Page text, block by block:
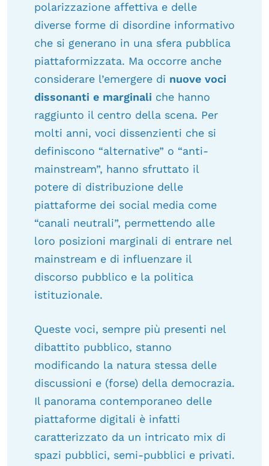
polarizzazione affettiva e delle
diverse forme di disordine informativo
che si generano in una sfera pubblica
piattaformizzata. Ma occorre anche
considerare l’emergere di nuove voci
dissonanti e marginali che hanno
raggiunto il centro della scena. Per
molti anni, voci dissenzienti che si
definiscono “alternative” o “anti-
mainstream”, hanno sfruttato il
potere di distribuzione delle
piattaforme dei social media come
“canali neutrali”, permettendo alle
loro posizioni marginali di entrare nel
mainstream e di influenzare il
discorso pubblico e la politica
istituzionale.
Queste voci, sempre più presenti nel
dibattito pubblico, stanno
modificando la natura stessa delle
discussioni e (forse) della democrazia.
Il panorama contemporaneo delle
piattaforme digitali è infatti
caratterizzato da un intricato mix di
spazi pubblici, semi-pubblici e privati.